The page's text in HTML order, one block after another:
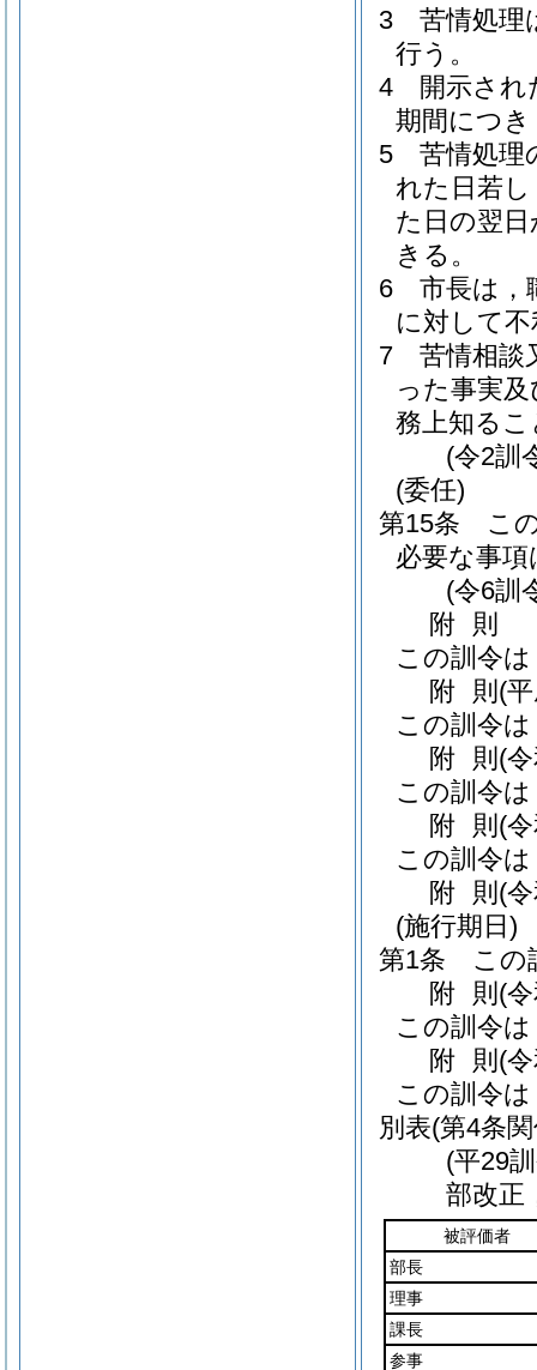
3
苦情処理
行う。
4
開示され
期間につ
5
苦情処理
れた日若
た日の翌
きる。
6
市長は，
に対して
7
苦情相談
った事実
務上知る
(令2訓
(委任)
第15条
こ
必要な事
(令6訓
附 則
この訓令
附 則 (
この訓令
附 則 (
この訓令
附 則 (
この訓令
附 則 (
(施行期日)
第1条
この
附 則 (
この訓令
附 則 (
この訓令
別表(第4条
(平29
部改正
被評価者
部長
理事
課長
参事